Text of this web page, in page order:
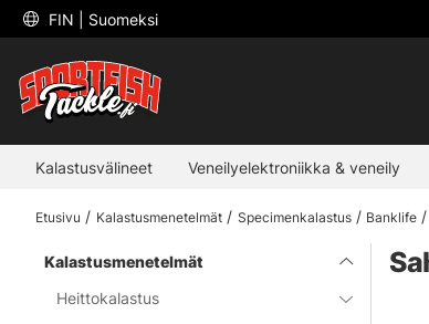
FIN | Suomeksi
Kalastusvälineet Veneilyelektroniikka & veneily
Etusivu Kalastusmenetelmät Specimenkalastus Banklife
Kalastusmenetelmät
Heittokalastus